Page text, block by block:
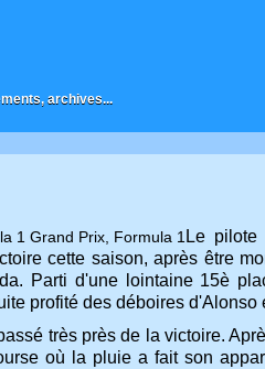
archives...
Le pilote
cette saison, après être
Parti d'une lointaine 15è
profité des déboires d'Alonso
très près de la victoire.
où la pluie a fait son